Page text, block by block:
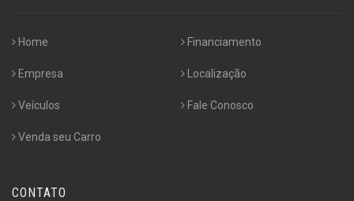
Home
Empresa
Veículos
Venda seu Carro
Financiamento
Localização
Fale Conosco
CONTATO